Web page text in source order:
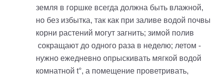
земля в горшке всегда должна быть влажной,
но без избытка, так как при заливе водой почвы
корни растений могут загнить; зимой полив
сокращают до одного раза в неделю; летом -
нужно ежедневно опрыскивать мягкой водой
комнатной t°, а помещение проветривать,